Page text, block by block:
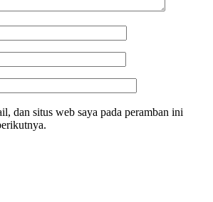
dan situs web saya pada peramban ini